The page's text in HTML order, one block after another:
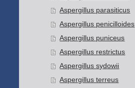
Aspergillus parasiticus
Aspergillus penicilloides
Aspergillus puniceus
Aspergillus restrictus
Aspergillus sydowii
Aspergillus terreus